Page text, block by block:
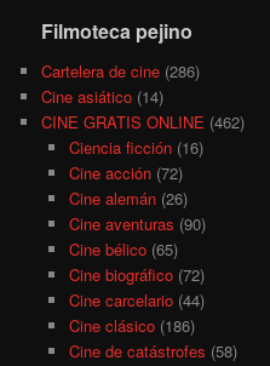
Filmoteca pejino
Cartelera de cine (286)
Cine asiático (14)
CINE GRATIS ONLINE (462)
Ciencia ficción(16)
Cine acción(72)
Cine alemán(26)
Cine aventuras (90)
Cine bélico(65)
Cine biográfico(72)
Cine carcelario(44)
Cine clásico(186)
Cine de catástrofes (58)